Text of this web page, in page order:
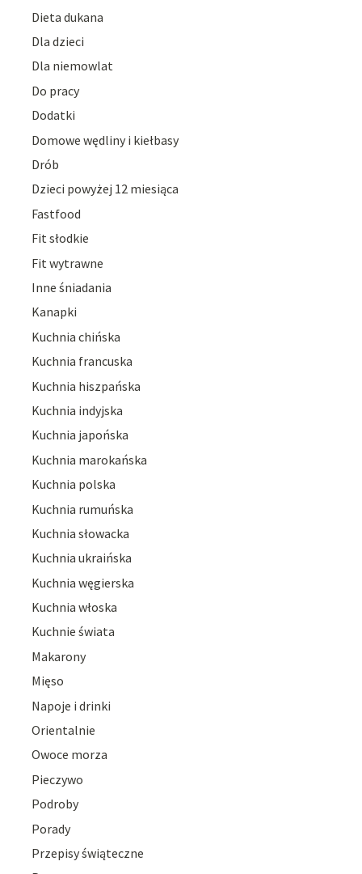
Dieta dukana
Dla dzieci
Dla niemowlat
Do pracy
Dodatki
Domowe wędliny i kiełbasy
Drób
Dzieci powyżej 12 miesiąca
Fastfood
Fit słodkie
Fit wytrawne
Inne śniadania
Kanapki
Kuchnia chińska
Kuchnia francuska
Kuchnia hiszpańska
Kuchnia indyjska
Kuchnia japońska
Kuchnia marokańska
Kuchnia polska
Kuchnia rumuńska
Kuchnia słowacka
Kuchnia ukraińska
Kuchnia węgierska
Kuchnia włoska
Kuchnie świata
Makarony
Mięso
Napoje i drinki
Orientalnie
Owoce morza
Pieczywo
Podroby
Porady
Przepisy świąteczne